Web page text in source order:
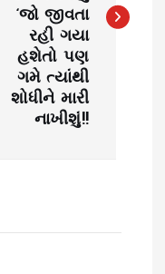
‘જો જીવતા
રહી ગયા
હશેતો પણ
ગમે ત્યાંથી
શોધીને મારી
નાખીશું!!